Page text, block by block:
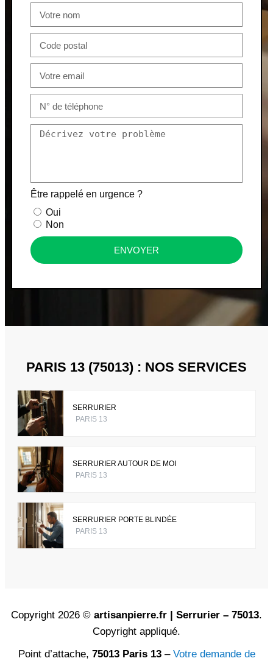
Être rappelé en urgence ?
Oui
Non
ENVOYER
PARIS 13 (75013) : NOS SERVICES
SERRURIER
PARIS 13
SERRURIER AUTOUR DE MOI
PARIS 13
SERRURIER PORTE BLINDÉE
PARIS 13
Copyright 2026 © artisanpierre.fr | Serrurier – 75013.
Copyright appliqué.
Point d’attache, 75013 Paris 13– Votre demande de